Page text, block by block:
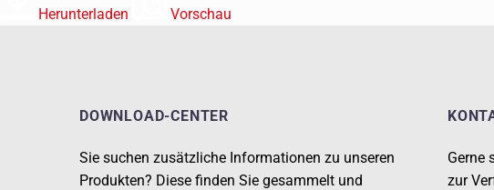
Herunterladen Vorschau
DOWNLOAD-CENTER
Sie suchen zusätzliche Informationen zu unseren
Produkten? Diese finden Sie gesammelt und
Gerne
zur